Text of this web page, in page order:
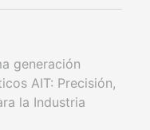
generación
AIT: Precisión,
la Industria